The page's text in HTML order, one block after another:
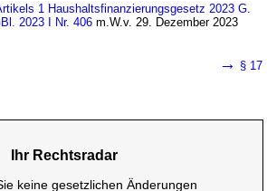
1 Haushaltsfinanzierungsgesetz 2023 G.
2023 I Nr. 406 m.W.v. 29. Dezember 2023
→ § 17
Ihr Rechtsradar
keine gesetzlichen Änderungen